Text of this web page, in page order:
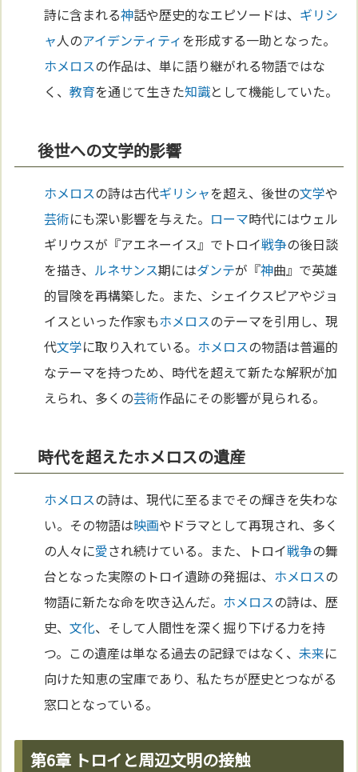
詩に含まれる神話や歴史的なエピソードは、 ギリシ
ャ人のアイデンティティを形成する一助となった。
ホメロスの作品は、単に語り継がれる物語ではな
く、教育を通じて生きた知識として機能していた。
後世への文学的影響
ホメロスの詩は古代ギリシャを超え、後世の文学や
芸術にも深い影響を与えた。 ローマ時代にはウェル
ギリウスが『アエネーイス』でトロイ戦争の後日談
を描き、 ルネサンス期にはダンテが『神曲』で英雄
的冒険を再構築した。また、シェイクスピアやジョ
イスといった作家もホメロスのテーマを引用し、現
代文学に取り入れている。 ホメロスの物語は普遍的
なテーマを持つため、時代を超えて新たな解釈が加
えられ、多くの芸術作品にその影響が見られる。
時代を超えたホメロスの遺産
ホメロスの詩は、現代に至るまでその輝きを失わな
い。その物語は映画やドラマとして再現され、多く
の人々に愛され続けている。また、トロイ戦争の舞
台となった実際のトロイ遺跡の発掘は、 ホメロスの
物語に新たな命を吹き込んだ。 ホメロスの詩は、歴
史、文化、そして人間性を深く掘り下げる力を持
つ。この遺産は単なる過去の記録ではなく、未来に
向けた知恵の宝庫であり、私たちが歴史とつながる
窓口となっている。
第6章 トロイと周辺文明の接触